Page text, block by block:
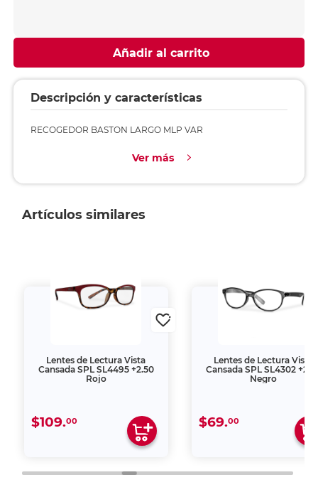
Añadir al carrito
Descripción y características
RECOGEDOR BASTON LARGO MLP VAR
Ver más
Artículos similares
Lentes de Lectura Vista
Cansada SPL SL4495 +2.50
Rojo
$109.00
Lentes de Lectura Vista
Cansada SPL SL4302
Negro
$69.00